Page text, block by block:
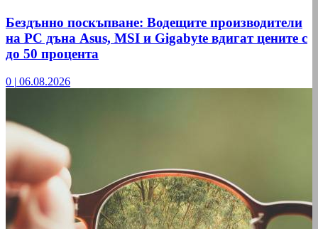
Бездънно поскъпване: Водещите производители
на РС дъна Asus, MSI и Gigabyte вдигат цените с
до 50 процента
0 | 06.08.2026